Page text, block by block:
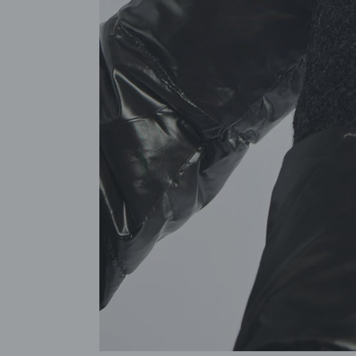
POKAŻ WSZYSTKIE